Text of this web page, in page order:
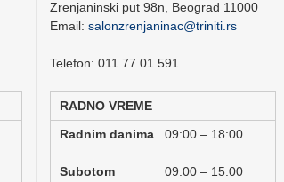
Zrenjaninski put 98n, Beograd 11000
Email: salonzrenjaninac@triniti.rs
Telefon: 011 77 01 591
RADNO VREME
Radnim danima 09:00 – 18:00
Subotom 09:00 – 15:00